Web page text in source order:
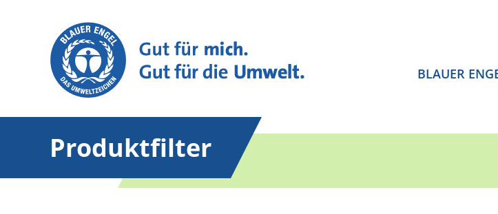
BLAUER
Produktfilter